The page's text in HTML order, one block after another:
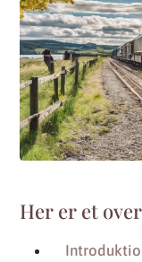
Her er et